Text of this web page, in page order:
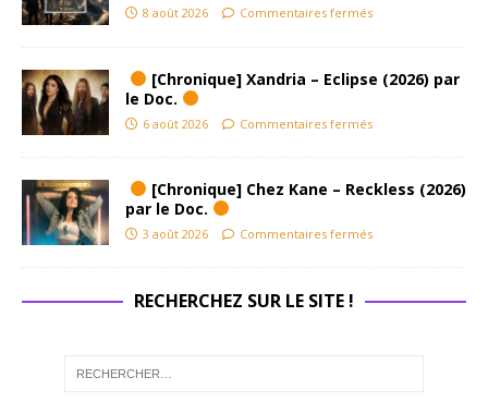
8 août 2026 Commentaires fermés
[Chronique] Xandria – Eclipse (2026) par
le Doc.
6 août 2026 Commentaires fermés
[Chronique] Chez Kane – Reckless (2026)
par le Doc.
3 août 2026 Commentaires fermés
RECHERCHEZ SUR LE SITE !